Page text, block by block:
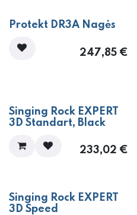
Protekt DR3A Nagės
247,85€
Singing Rock EXPERT
3D Standart, Black
233,02 €
Singing Rock EXPERT
3D Speed